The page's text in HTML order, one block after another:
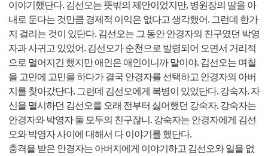
이야기했단다. 김선오는 뜻밖의 제안이었지만, 병원장의 딸을 아
내로 둔다는 것만큼 경제적 이익은 없다고 생각했어. 그런데 한가
지 걸리는 것이 있단다. 김선오는 그 동안 안경자의 친구였던 박영
자과 사귀고 있었어. 김선오가 순천으로 발령되어 오면서 거리적
으로 멀어지긴 했지만 애인은 애인이니까 말이야. 김선오는 며칠
을 고민에 고민을 하다가 결국 안경자를 선택하고 안경자의 아버
지를 찾아갔단다. 그런데 김선오에게 복병이 있었단다. 강숙자. 자
신을 멸시하던 김선오를 오래 전부터 싫어했던 강숙자. 강숙자는
안경자와 박영자 둘 모두의 친구잖니. 강숙자는 안경자에게 김선
오와 박영자 사이에 대해서 다 이야기를 했단다.
충격을 받은 안경자는 아버지에게 이야기하고 김선오와 일을 없